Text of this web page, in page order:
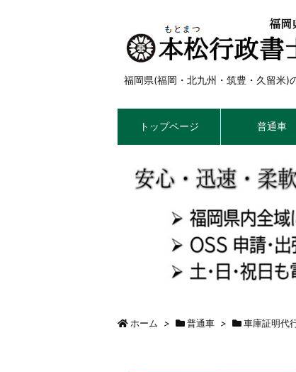
福岡県(福岡・北九州・筑豊・久留米)
トップページ 普通車
ホーム > 普通車 > 車庫証明代